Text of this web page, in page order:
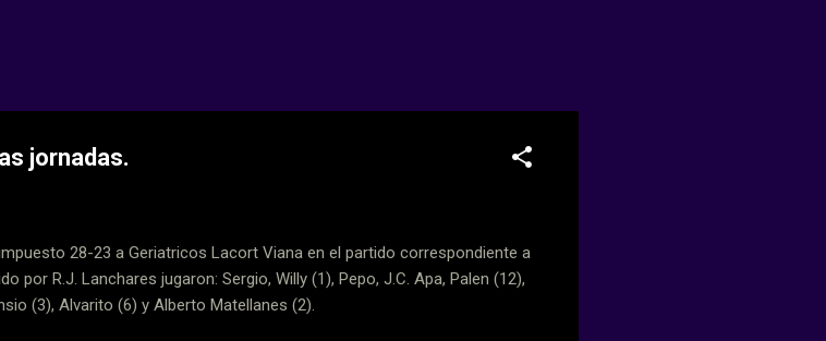
jornadas.
impuesto 28-23 a Geriatricos Lacort Viana en el partido correspondiente a
por R.J. Lanchares jugaron: Sergio, Willy (1), Pepo, J.C. Apa, Palen (12),
(3), Alvarito (6) y Alberto Matellanes (2).